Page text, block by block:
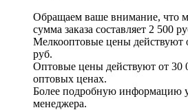
Обращаем ваше внимание, что
сумма заказа составляет 2 500
Мелкооптовые цены действуют
руб.
Оптовые цены действуют от 30
оптовых ценах.
Более подробную информацию
менеджера.